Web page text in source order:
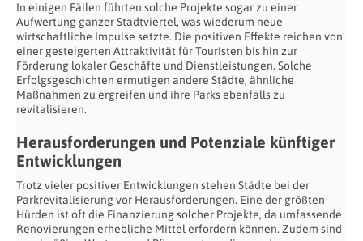
In einigen Fällen führten solche Projekte sogar zu einer
Aufwertung ganzer Stadtviertel, was wiederum neue
wirtschaftliche Impulse setzte. Die positiven Effekte reichen von
einer gesteigerten Attraktivität für Touristen bis hin zur
Förderung lokaler Geschäfte und Dienstleistungen. Solche
Erfolgsgeschichten ermutigen andere Städte, ähnliche
Maßnahmen zu ergreifen und ihre Parks ebenfalls zu
revitalisieren.
Herausforderungen und Potenziale künftiger
Entwicklungen
Trotz vieler positiver Entwicklungen stehen Städte bei der
Parkrevitalisierung vor Herausforderungen. Eine der größten
Hürden ist oft die Finanzierung solcher Projekte, da umfassende
Renovierungen erhebliche Mittel erfordern können. Zudem sind